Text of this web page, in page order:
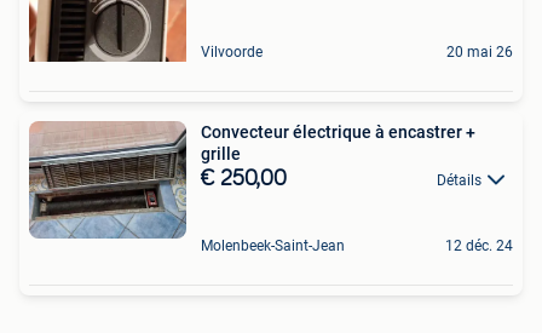
Vilvoorde 20 mai 26
Convecteur électrique à encastrer +
grille
€ 250,00 Détails
Molenbeek-Saint-Jean 12 déc. 24